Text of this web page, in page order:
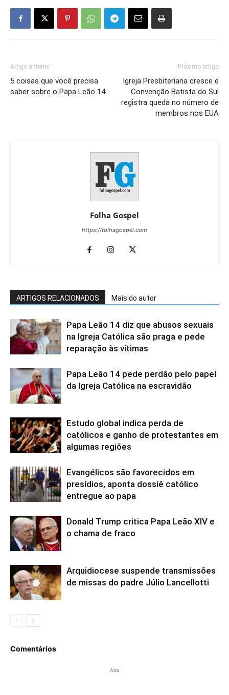
Artigo anterior
5 coisas que você precisa
saber sobre o Papa Leão 14
Próximo artigo
Igreja Presbiteriana cresce e
Convenção Batista do Sul
registra queda no número de
membros nos EUA
Folha Gospel
https://folhagospel.com
ARTIGOS RELACIONADOS Mais do autor
Papa Leão 14 diz que abusos sexuais
na Igreja Católica são praga e pede
reparação às vítimas
Papa Leão 14 pede perdão pelo papel
da Igreja Católica na escravidão
Estudo global indica perda de
católicos e ganho de protestantes em
algumas regiões
Evangélicos são favorecidos em
presídios, aponta dossiê católico
entregue ao papa
Donald Trump critica Papa Leão XIV e
o chama de fraco
Arquidiocese suspende transmissões
de missas do padre Júlio Lancellotti
Comentários
Ads